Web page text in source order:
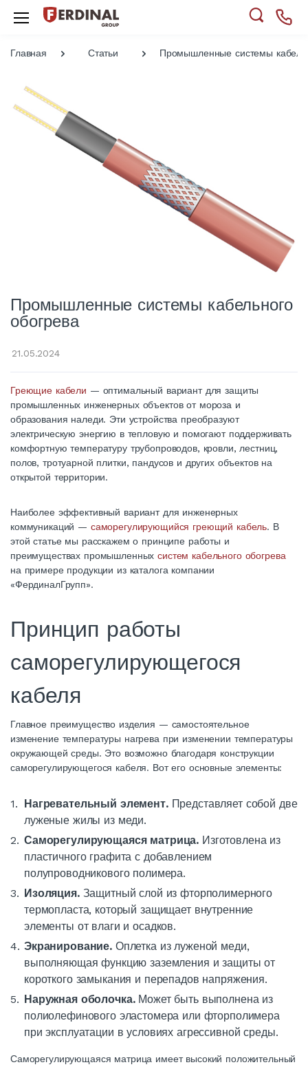
Главная Статьи Промышленные системы
Промышленные системы кабельного
обогрева
21.05.2024
Греющие кабели — оптимальный вариант для защиты
промышленных инженерных объектов от мороза и
образования наледи. Эти устройства преобразуют
электрическую энергию в тепловую и помогают поддерживать
комфортную температуру трубопроводов, кровли, лестниц,
полов, тротуарной плитки, пандусов и других объектов на
открытой территории.
Наиболее эффективный вариант для инженерных
коммуникаций — саморегулирующийся греющий кабель. В
этой статье мы расскажем о принципе работы и
преимуществах промышленныхсистем кабельного обогрева
на примере продукции из каталога компании
«ФердиналГрупп».
Принцип работы
саморегулирующегося
кабеля
Главное преимущество изделия — самостоятельное
изменение температуры нагрева при изменении температуры
окружающей среды. Это возможно благодаря конструкции
саморегулирующегося кабеля. Вот его основные элементы:
Нагревательный элемент.Представляет собой две
луженые жилы из меди.
Саморегулирующаяся матрица. Изготовлена из
пластичного графита с добавлением
полупроводникового полимера.
Изоляция.Защитный слой из фторполимерного
термопласта, который защищает внутренние
элементы от влаги и осадков.
Экранирование.Оплетка из луженой меди,
выполняющая функцию заземления и защиты от
короткого замыкания и перепадов напряжения.
Наружная оболочка.Может быть выполнена из
полиолефинового эластомера или фторполимера
при эксплуатации в условиях агрессивной среды.
Саморегулирующаяся матрица имеет высокий положительный